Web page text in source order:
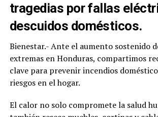
tragedias por fallas
descuidos domésticos.
Bienestar.- Ante el aumento sostenido
extremas en Honduras, compartimos
clave para prevenir incendios
riesgos en el hogar.
El calor no solo compromete la salud